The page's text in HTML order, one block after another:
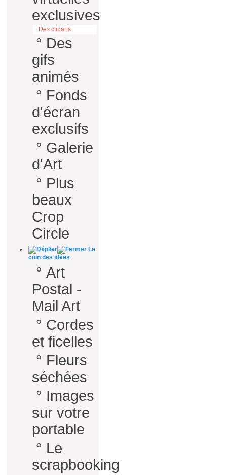
exclusives
Des cliparts
° Des
gifs
animés
° Fonds
d'écran
exclusifs
° Galerie
d'Art
° Plus
beaux
Crop
Circle
Le
coin des idées
° Art
Postal -
Mail Art
° Cordes
et ficelles
° Fleurs
séchées
° Images
sur votre
portable
° Le
scrapbooking